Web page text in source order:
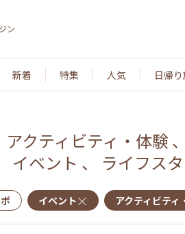
ン
新着 特集 人気 日帰
アクティビティ・体験 、
イベント 、 ライフス
イベント アクティビティ